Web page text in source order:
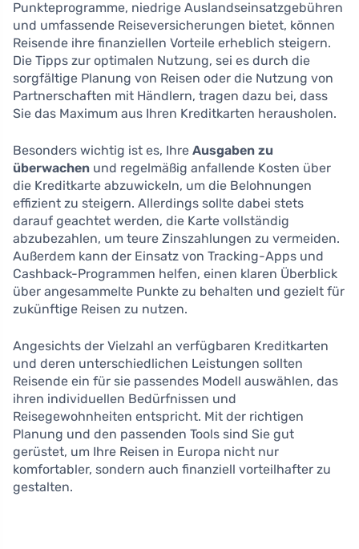
Punkteprogramme, niedrige Auslandseinsatzgebühren
und umfassende Reiseversicherungen bietet, können
Reisende ihre finanziellen Vorteile erheblich steigern.
Die Tipps zur optimalen Nutzung, sei es durch die
sorgfältige Planung von Reisen oder die Nutzung von
Partnerschaften mit Händlern, tragen dazu bei, dass
Sie das Maximum aus Ihren Kreditkarten herausholen.
Besonders wichtig ist es, Ihre Ausgaben zu
überwachen und regelmäßig anfallende Kosten über
die Kreditkarte abzuwickeln, um die Belohnungen
effizient zu steigern. Allerdings sollte dabei stets
darauf geachtet werden, die Karte vollständig
abzubezahlen, um teure Zinszahlungen zu vermeiden.
Außerdem kann der Einsatz von Tracking-Apps und
Cashback-Programmen helfen, einen klaren Überblick
über angesammelte Punkte zu behalten und gezielt für
zukünftige Reisen zu nutzen.
Angesichts der Vielzahl an verfügbaren Kreditkarten
und deren unterschiedlichen Leistungen sollten
Reisende ein für sie passendes Modell auswählen, das
ihren individuellen Bedürfnissen und
Reisegewohnheiten entspricht. Mit der richtigen
Planung und den passenden Tools sind Sie gut
gerüstet, um Ihre Reisen in Europa nicht nur
komfortabler, sondern auch finanziell vorteilhafter zu
gestalten.